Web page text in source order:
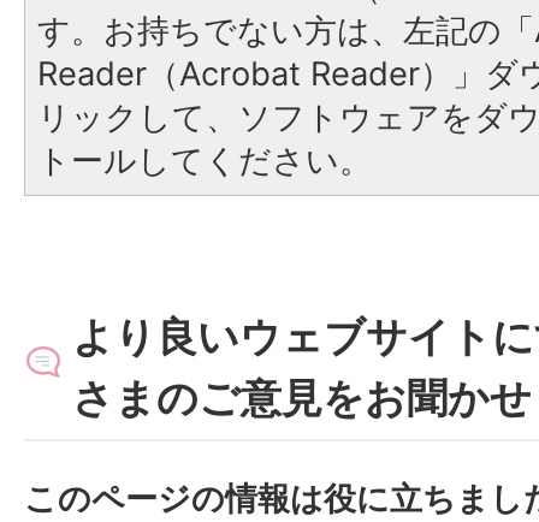
す。お持ちでない方は、左記の
Reader（Acrobat Reader）」ダ
リックして、ソフトウェアをダ
トールしてください。
より良いウェブサイト
さまのご意見をお聞か
このページの情報は役に立ちまし